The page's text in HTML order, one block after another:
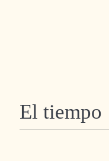
El tiempo